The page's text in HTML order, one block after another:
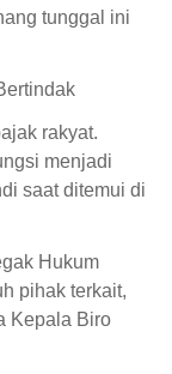
tunggal ini
rakyat.
menjadi
saat ditemui di
Hukum
pihak terkait,
Kepala Biro